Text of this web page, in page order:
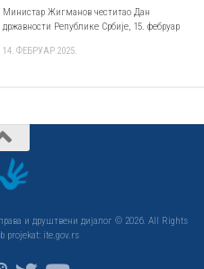
Министар Жигманов честитао Дан
државности Републике Србије, 15. фебруар
14. ФЕБРУАР 2025.
и друштвени дијалог © 2026. All Rights
projekat: ite.gov.rs